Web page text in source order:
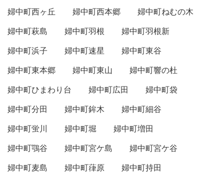
婦中町西ヶ丘
婦中町西本郷
婦中町ねむの木
婦中町萩島
婦中町羽根
婦中町羽根新
婦中町浜子
婦中町速星
婦中町東谷
婦中町東本郷
婦中町東山
婦中町響の杜
婦中町ひまわり台
婦中町広田
婦中町袋
婦中町分田
婦中町鉾木
婦中町細谷
婦中町蛍川
婦中町堀
婦中町増田
婦中町鶚谷
婦中町宮ケ島
婦中町宮ケ谷
婦中町麦島
婦中町葎原
婦中町持田